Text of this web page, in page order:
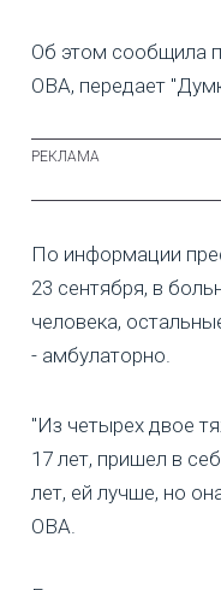
Об этом сообщила
ОВА, передает
По информации
23 сентября, в
человека,
- амбулаторно.
"Из четырех двое
17 лет, пришел в
лет, ей лучше, но
ОВА.